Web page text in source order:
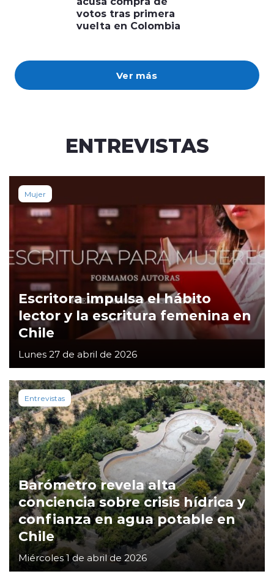
Ver más
votos tras primera
vuelta en Colombia
ENTREVISTAS
Mujer
Escritora impulsa el hábito
lector y la escritura femenina en
Chile
Lunes 27 de abril de 2026
Entrevistas
Barómetro revela alta
conciencia sobre crisis hídrica y
confianza en agua potable en
Chile
Miércoles 1 de abril de 2026